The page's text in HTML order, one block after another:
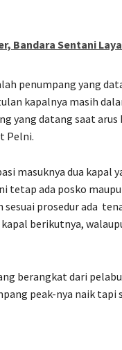
Bandara Sentani
penumpang yang
kapalnya masih
yang datang saat
Pelni.
masuknya dua kapal
tetap ada posko
prosedur ada
berikutnya,
berangkat dari
peak-nya naik tapi